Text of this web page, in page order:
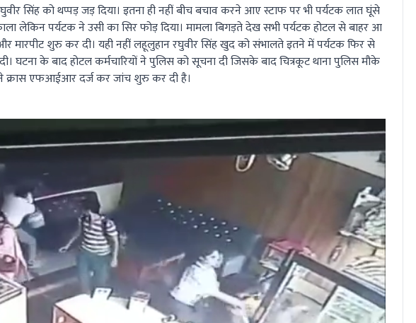
सिंह को थप्पड़ जड़ दिया। इतना ही नहीं बीच बचाव करने आए स्टाफ पर भी पर्यटक लात घूंसे
लेकिन पर्यटक ने उसी का सिर फोड़ दिया। मामला बिगड़ते देख सभी पर्यटक होटल से बाहर आ
मारपीट शुरु कर दी। यही नहीं लहूलुहान रघुवीर सिंह खुद को संभालते इतने में पर्यटक फिर से
घटना के बाद होटल कर्मचारियों ने पुलिस को सूचना दी जिसके बाद चित्रकूट थाना पुलिस मौके
क्रास एफआईआर दर्ज कर जांच शुरु कर दी है।